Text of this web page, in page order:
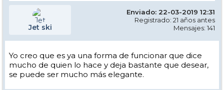
Jet ski
Enviado: 22-03-2019 12:31
Registrado: 21 años antes
Mensajes: 141
Yo creo que es ya una forma de funcionar que dice
mucho de quien lo hace y deja bastante que desear,
se puede ser mucho más elegante.